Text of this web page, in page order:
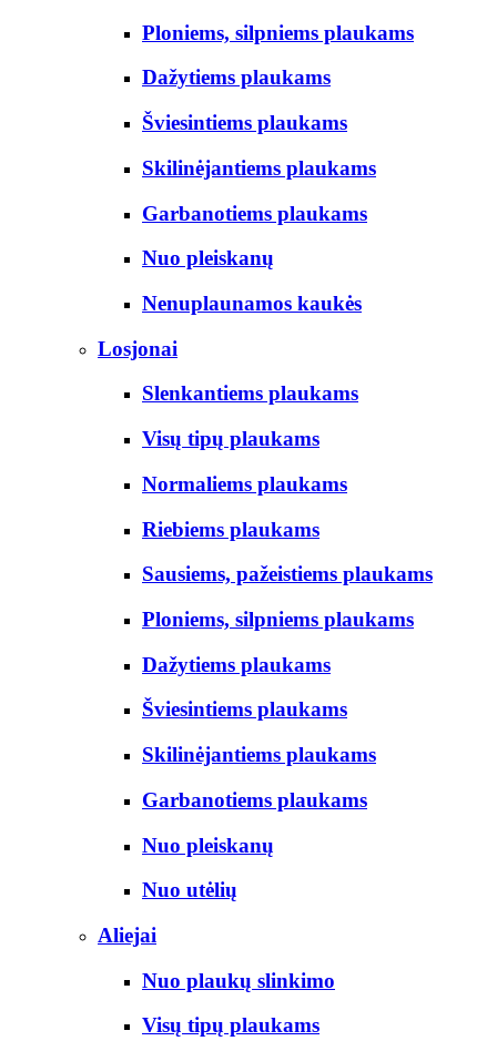
Ploniems, silpniems plaukams
Dažytiems plaukams
Šviesintiems plaukams
Skilinėjantiems plaukams
Garbanotiems plaukams
Nuo pleiskanų
Nenuplaunamos kaukės
Losjonai
Slenkantiems plaukams
Visų tipų plaukams
Normaliems plaukams
Riebiems plaukams
Sausiems, pažeistiems plaukams
Ploniems, silpniems plaukams
Dažytiems plaukams
Šviesintiems plaukams
Skilinėjantiems plaukams
Garbanotiems plaukams
Nuo pleiskanų
Nuo utėlių
Aliejai
Nuo plaukų slinkimo
Visų tipų plaukams